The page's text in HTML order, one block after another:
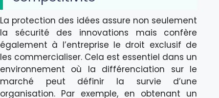
La protection des idées assure non seulement
la sécurité des innovations mais confère
également à l’entreprise le droit exclusif de
les commercialiser. Cela est essentiel dans un
environnement où la différenciation sur le
marché peut définir la survie d’une
organisation. Par exemple, en obtenant un